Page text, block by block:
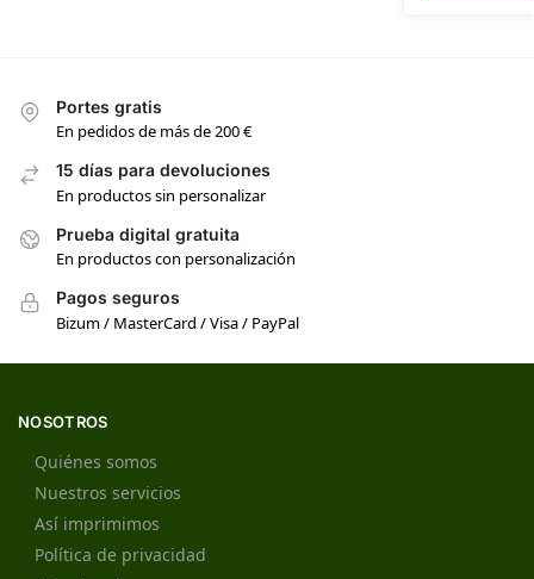
Portes gratis
En pedidos de más de 200 €
15 días para devoluciones
En productos sin personalizar
Prueba digital gratuita
En productos con personalización
Pagos seguros
Bizum / MasterCard / Visa / PayPal
NOSOTROS
Quiénes somos
Nuestros servicios
Así imprimimos
Política de privacidad